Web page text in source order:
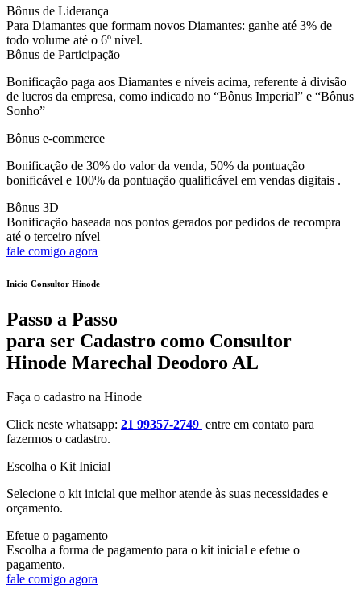
Bônus de Liderança
Para Diamantes que formam novos Diamantes: ganhe até 3% de
todo volume até o 6º nível.
Bônus de Participação
Bonificação paga aos Diamantes e níveis acima, referente à divisão
de lucros da empresa, como indicado no “Bônus Imperial” e “Bônus
Sonho”
Bônus e-commerce
Bonificação de 30% do valor da venda, 50% da pontuação
bonificável e 100% da pontuação qualificável em vendas digitais .
Bônus 3D
Bonificação baseada nos pontos gerados por pedidos de recompra
até o terceiro nível
fale comigo agora
Inicio Consultor Hinode
Passo a Passo
para ser Cadastro como Consultor
Hinode Marechal Deodoro AL
Faça o cadastro na Hinode
Click neste whatsapp: 21 99357-2749 entre em contato para
fazermos o cadastro.
Escolha o Kit Inicial
Selecione o kit inicial que melhor atende às suas necessidades e
orçamento.
Efetue o pagamento
Escolha a forma de pagamento para o kit inicial e efetue o
pagamento.
fale comigo agora